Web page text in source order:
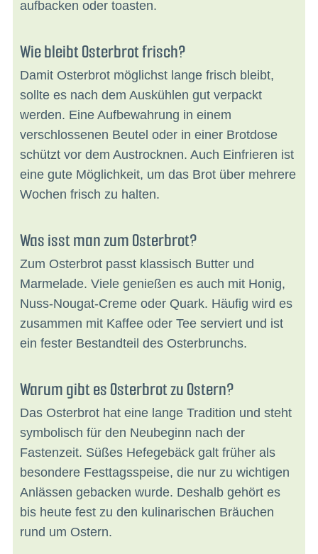
aufbacken oder toasten.
Wie bleibt Osterbrot frisch?
Damit Osterbrot möglichst lange frisch bleibt,
sollte es nach dem Auskühlen gut verpackt
werden. Eine Aufbewahrung in einem
verschlossenen Beutel oder in einer Brotdose
schützt vor dem Austrocknen. Auch Einfrieren ist
eine gute Möglichkeit, um das Brot über mehrere
Wochen frisch zu halten.
Was isst man zum Osterbrot?
Zum Osterbrot passt klassisch Butter und
Marmelade. Viele genießen es auch mit Honig,
Nuss-Nougat-Creme oder Quark. Häufig wird es
zusammen mit Kaffee oder Tee serviert und ist
ein fester Bestandteil des Osterbrunchs.
Warum gibt es Osterbrot zu Ostern?
Das Osterbrot hat eine lange Tradition und steht
symbolisch für den Neubeginn nach der
Fastenzeit. Süßes Hefegebäck galt früher als
besondere Festtagsspeise, die nur zu wichtigen
Anlässen gebacken wurde. Deshalb gehört es
bis heute fest zu den kulinarischen Bräuchen
rund um Ostern.